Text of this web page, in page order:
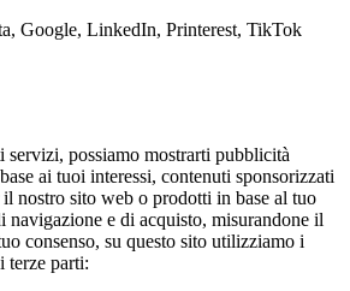
Google, LinkedIn, Printerest, TikTok
servizi, possiamo mostrarti pubblicità
ai tuoi interessi, contenuti sponsorizzati
nostro sito web o prodotti in base al tuo
navigazione e di acquisto, misurandone il
consenso, su questo sito utilizziamo i
terze parti: